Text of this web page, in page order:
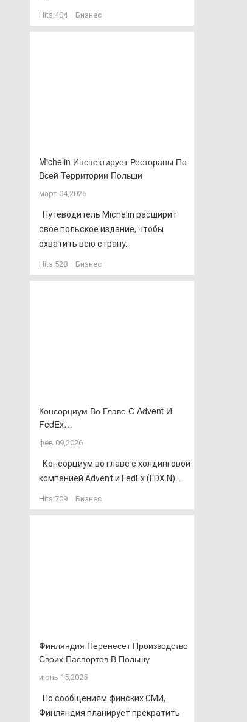
Hits:404 Бизнес
Michelin Инспектирует Рестораны По
Всей Территории Польши
март 04,2026
Путеводитель Michelin расширит
свое польское издание, чтобы
охватить всю страну...
Hits:528 Бизнес
Консорциум Во Главе С Advent И
FedEx…
фев 09,2026
Консорциум во главе с холдинговой
компанией Advent и FedEx (FDX.N)...
Hits:709 Бизнес
Финляндия Перенесет Производство
Своих Паспортов В Польшу
июнь 15,2025
По сообщениям финских СМИ,
Финляндия планирует прекратить